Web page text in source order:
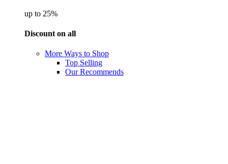
up to 25%
Discount on all
More Ways to Shop
Top Selling
Our Recommends